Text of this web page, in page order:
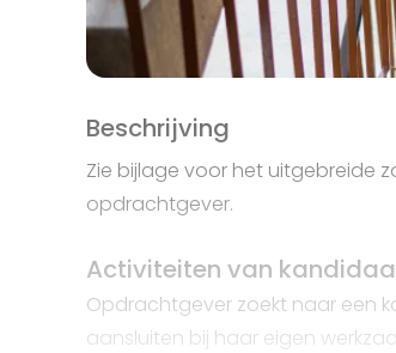
Beschrijving
Zie bijlage voor het uitgebreide
opdrachtgever.
Activiteiten van
Opdrachtgever zoekt naar een
aansluiten bij haar eigen